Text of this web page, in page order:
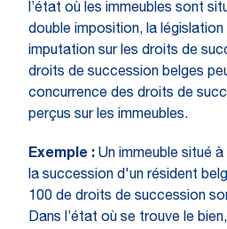
l’état où les immeubles sont
double imposition, la
imputation sur les droits de
droits de succession belges
concurrence des droits de
perçus sur les immeubles.
Exemple : Un immeuble situé
la succession d'un résident
100 de droits de succession
Dans l’état où se trouve le